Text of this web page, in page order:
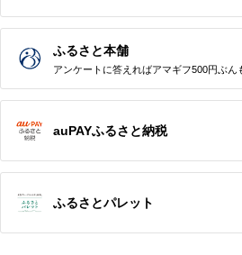
典：ふるさとチョイ
ス
ル日航関西空港
行 宿泊 出張 前泊
ファミリー 空港
5.0
ス
【レフ熊本 by ベッセ
モデレートルーム 2名
5.0
神戸
ふるさと本舗
アンケートに答えればアマギフ500円ぶん
auPAYふるさと納税
ふるさとパレット